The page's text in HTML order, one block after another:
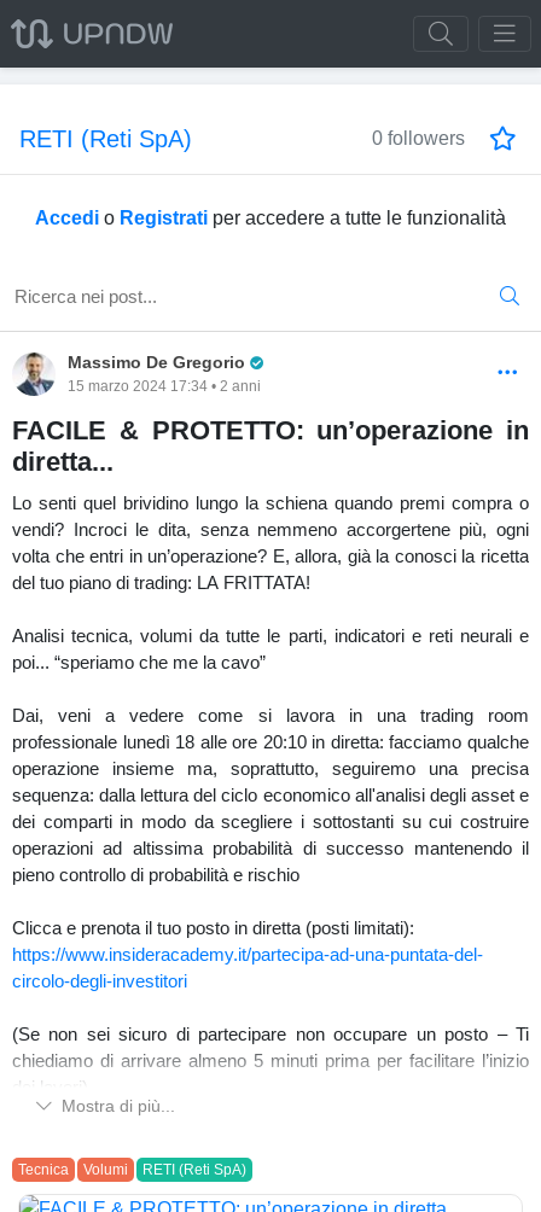
RETI (Reti SpA) 0 followers
Accedi o Registrati per accedere a tutte le funzionalità
Massimo De Gregorio
15 marzo 2024 17:34 • 2 anni
FACILE & PROTETTO: un’operazione in
diretta...
Lo senti quel brividino lungo la schiena quando premi compra o
vendi? Incroci le dita, senza nemmeno accorgertene più, ogni
volta che entri in un’operazione? E, allora, già la conosci la ricetta
del tuo piano di trading: LA FRITTATA!
Analisi tecnica, volumi da tutte le parti, indicatori e reti neurali e
poi... “speriamo che me la cavo”
Dai, veni a vedere come si lavora in una trading room
professionale lunedì 18 alle ore 20:10 in diretta: facciamo qualche
operazione insieme ma, soprattutto, seguiremo una precisa
sequenza: dalla lettura del ciclo economico all'analisi degli asset e
dei comparti in modo da scegliere i sottostanti su cui costruire
operazioni ad altissima probabilità di successo mantenendo il
pieno controllo di probabilità e rischio
Clicca e prenota il tuo posto in diretta (posti limitati):
https://www.insideracademy.it/partecipa-ad-una-puntata-del-
circolo-degli-investitori
(Se non sei sicuro di partecipare non occupare un posto – Ti
chiediamo di arrivare almeno 5 minuti prima per facilitare l’inizio
dei lavori)
Mostra di più...
Tecnica Volumi RETI (Reti SpA)